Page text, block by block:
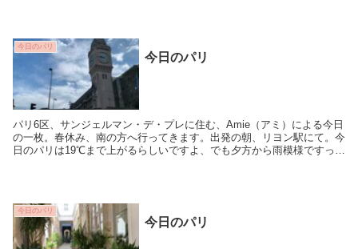
今日のパリ
今日のパリ
パリ6区、サンジェルマン・デ・プレに住む、Amie（アミ）による今日
の一枚。春休み、南の方へ行ってきます。出発の朝、リヨン駅にて。今
日のパリは19℃まで上がるらしいですよ、でも夕方から雨模様ですっ
今日のパリ
今日のパリ